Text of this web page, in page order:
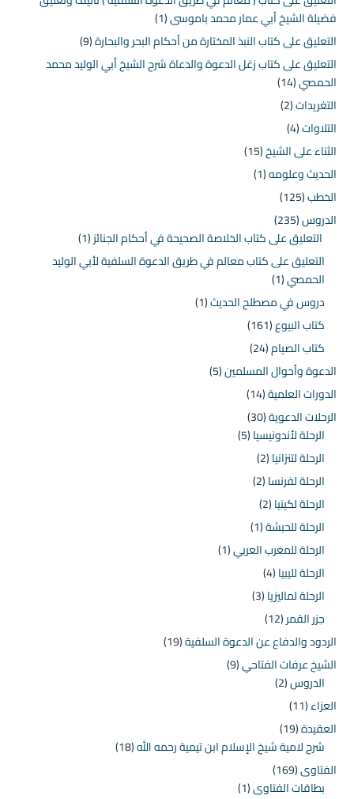
فضيلة الشيخ أبي عمار محمد باموسى(1)
التعليق على كتاب النبذ المختارة من أحكام البحر والبحارة(9)
التعليق على كتاب زغل الدعوة والدعاة شرح الشيخ أبي الوليد محمد
الحمصي(14)
التغريدات(2)
التلاوات(4)
الثناء على الشيخ(15)
الحديث وعلومه(1)
الخطب(125)
الدروس(235)
التعليق على كتاب الخلاصة الصحيحة في أحكام الجنائز(1)
التعليق على كتاب معالم في طريق الدعوة السلفية لأبي الوليد
الحمصي(1)
دروس في مصطلح الحديث(1)
كتاب البيوع(161)
كتاب الصيام(24)
الدعوة وأحوال المسلمين(5)
الدورات العلمية(14)
الرحلات الدعوية(30)
الرحلة لأندونيسيا(5)
الرحلة لتنزانيا(2)
الرحلة لفرنسا(2)
الرحلة لكينيا(2)
الرحلة للحبشة(1)
الرحلة للمغرب العربي(1)
الرحلة لليبيا(4)
الرحلة لماليزيا(3)
جزر القمر(12)
الردود والدفاع عن الدعوة السلفية(19)
الشيخ عرفات الفتاحي(9)
الدروس(2)
العزاء(11)
العقيدة(19)
شرح لامية شيخ الإسلام ابن تيمية رحمه الله(18)
الفتاوى(169)
بطاقات الفتاوى(1)